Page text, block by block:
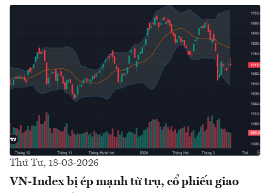
Thứ Tư, 18-03-2026
VN-Index bị ép mạnh từ trụ, cổ phiếu giao